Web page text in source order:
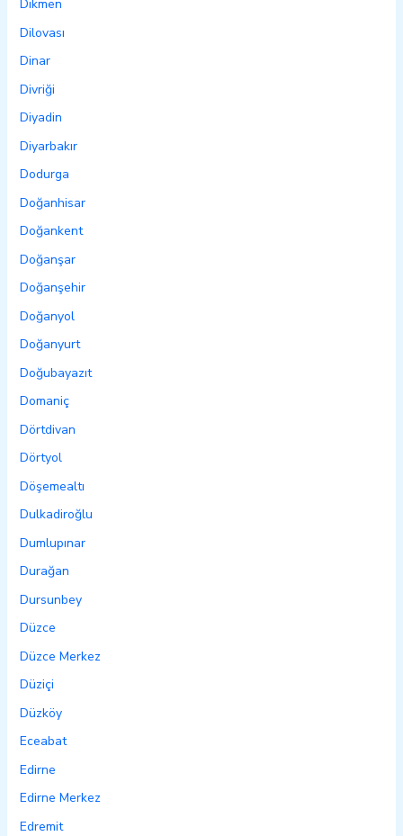
Dikmen
Dilovası
Dinar
Divriği
Diyadin
Diyarbakır
Dodurga
Doğanhisar
Doğankent
Doğanşar
Doğanşehir
Doğanyol
Doğanyurt
Doğubayazıt
Domaniç
Dörtdivan
Dörtyol
Döşemealtı
Dulkadiroğlu
Dumlupınar
Durağan
Dursunbey
Düzce
Düzce Merkez
Düziçi
Düzköy
Eceabat
Edirne
Edirne Merkez
Edremit